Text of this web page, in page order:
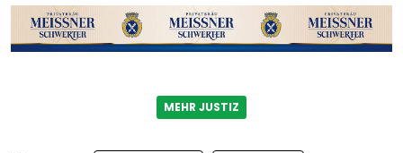
MEHR JUSTIZ